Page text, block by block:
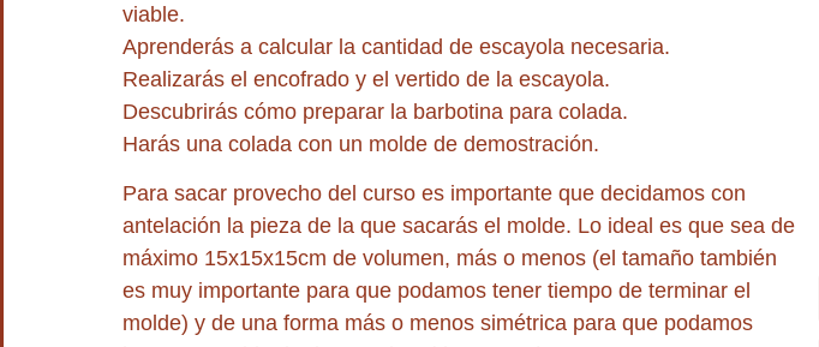
viable.
Aprenderás a calcular la cantidad de escayola necesaria.
Realizarás el encofrado y el vertido de la escayola.
Descubrirás cómo preparar la barbotina para colada.
Harás una colada con un molde de demostración.
Para sacar provecho del curso es importante que decidamos con
antelación la pieza de la que sacarás el molde. Lo ideal es que sea de
máximo 15x15x15cm de volumen, más o menos (el tamaño también
es muy importante para que podamos tener tiempo de terminar el
molde) y de una forma más o menos simétrica para que podamos